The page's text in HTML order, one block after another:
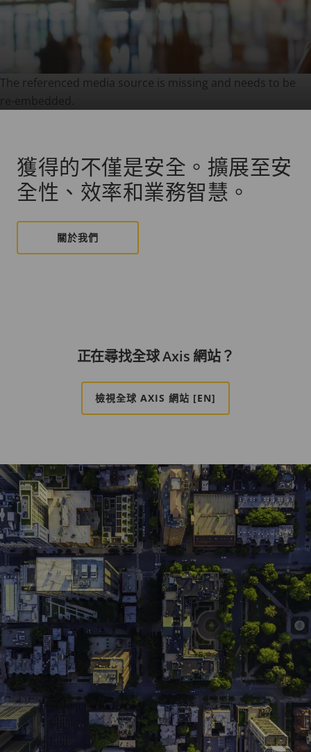
The referenced media source is missing and needs to be
re-embedded.
獲得的不僅是安全。 擴展至安
全性、效率和業務智慧。
關於我們
正在尋找全球 Axis 網站？
檢視全球 AXIS 網站 [EN]